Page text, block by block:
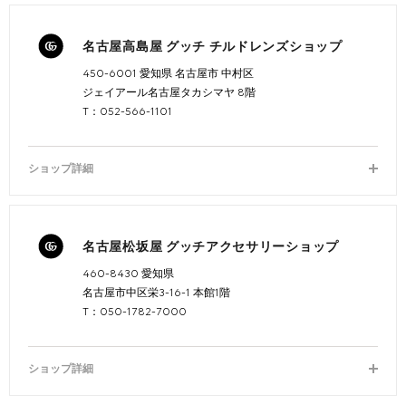
名古屋高島屋 グッチ チルドレンズショップ
450-6001 愛知県 名古屋市 中村区
ジェイアール名古屋タカシマヤ 8階
T：052-566-1101
ショップ詳細
名古屋松坂屋 グッチアクセサリーショップ
460-8430 愛知県
名古屋市中区栄3-16-1 本館1階
T：050-1782-7000
ショップ詳細